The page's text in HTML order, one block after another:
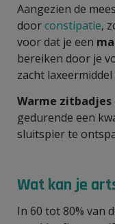
Aangezien de
doorconstipatie,
voor dat je een
bereiken door je
zacht
Warme zitbadjes
gedurende een
sluitspier te
Wat kan je
In 60 tot 80% van